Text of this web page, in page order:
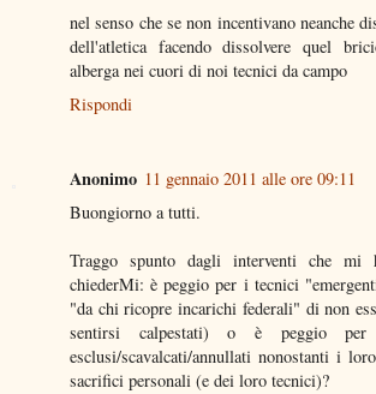
nel senso che se non incentivano neanche
dell'atletica facendo dissolvere quel
alberga nei cuori di noi tecnici da campo
Rispondi
Anonimo 11 gennaio 2011 alle ore 09:11
Buongiorno a tutti.
Traggo spunto dagli interventi che mi
chiederMi: è peggio per i tecnici
"da chi ricopre incarichi federali" di non
sentirsi calpestati) o è peggio
esclusi/scavalcati/annullati nonostanti i
sacrifici personali (e dei loro tecnici)?